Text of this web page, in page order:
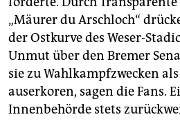
„Mäurer du Arschloch“
der Ostkurve des Weser-
Unmut über den Bremer
sie zu Wahlkampfzwecken
auserkoren, sagen die Fans.
Innenbehörde stets